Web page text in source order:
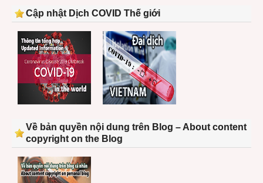
Cập nhật Dịch COVID Thế giới
Về bản quyền nội dung trên Blog – About content
copyright on the Blog